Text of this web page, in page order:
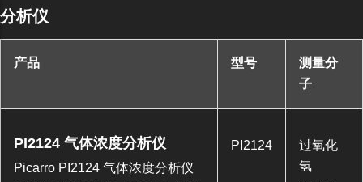
分析仪
产品 型号
测量分
子
PI2124 气体浓度分析仪
Picarro PI2124 气体浓度分析仪
PI2124
过氧化
氢